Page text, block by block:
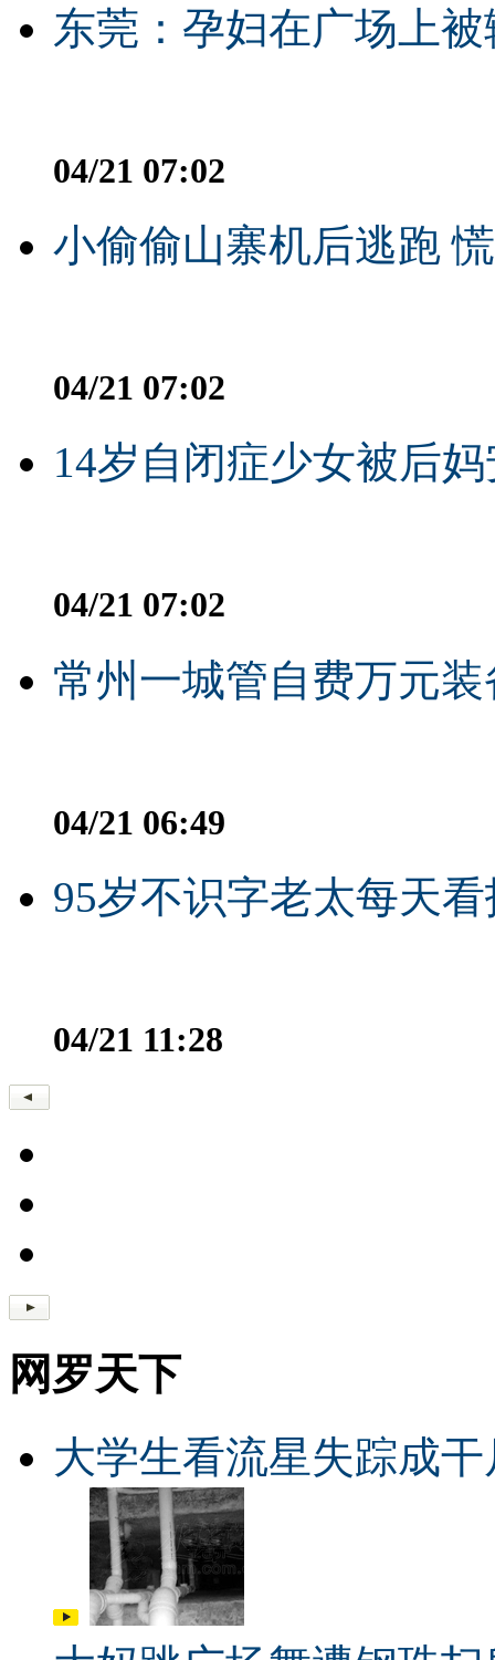
东莞：孕妇在广场上
04/21 07:02
小偷偷山寨机后逃跑
04/21 07:02
14岁自闭症少女被后
04/21 07:02
常州一城管自费万元
04/21 06:49
95岁不识字老太每天
04/21 11:28
网罗天下
大学生看流星失踪成干